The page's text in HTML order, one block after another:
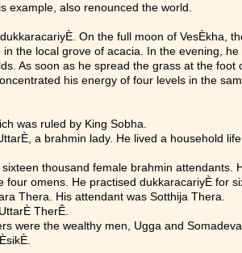
example, also renounced the world.
On the full moon of VesÈkha,
the local grove of acacia. In the evening,
As soon as he spread the grass at the
his energy of four levels in the
was ruled by King Sobha.
a brahmin lady. He lived a household
thousand female brahmin attendants.
omens. He practised dukkaracariyÈ for
Thera. His attendant was Sotthija Thera.
TherÊ.
were the wealthy men, Ugga and Somadeva.